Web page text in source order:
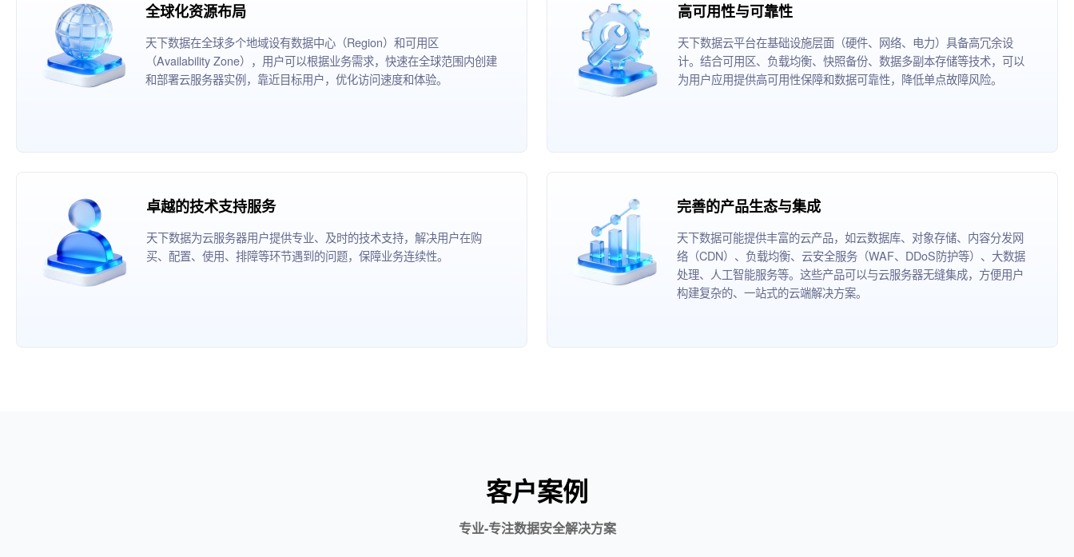
全球化资源布局
天下数据在全球多个地域设有数据中心（Region）和可用区
（Availability Zone），用户可以根据业务需求，快速在全球范围内创建
和部署云服务器实例，靠近目标用户，优化访问速度和体验。
高可用性与可靠性
天下数据云平台在基础设施层面（硬件、网络、电力）具备高冗余设
计。结合可用区、负载均衡、快照备份、数据多副本存储等技术，可以
为用户应用提供高可用性保障和数据可靠性，降低单点故障风险。
卓越的技术支持服务
天下数据为云服务器用户提供专业、及时的技术支持，解决用户在购
买、配置、使用、排障等环节遇到的问题，保障业务连续性。
完善的产品生态与集成
天下数据可能提供丰富的云产品，如云数据库、对象存储、内容分发网
络（CDN）、负载均衡、云安全服务（WAF、DDoS防护等）、大数据
处理、人工智能服务等。这些产品可以与云服务器无缝集成，方便用户
构建复杂的、一站式的云端解决方案。
客户案例
专业-专注数据安全解决方案